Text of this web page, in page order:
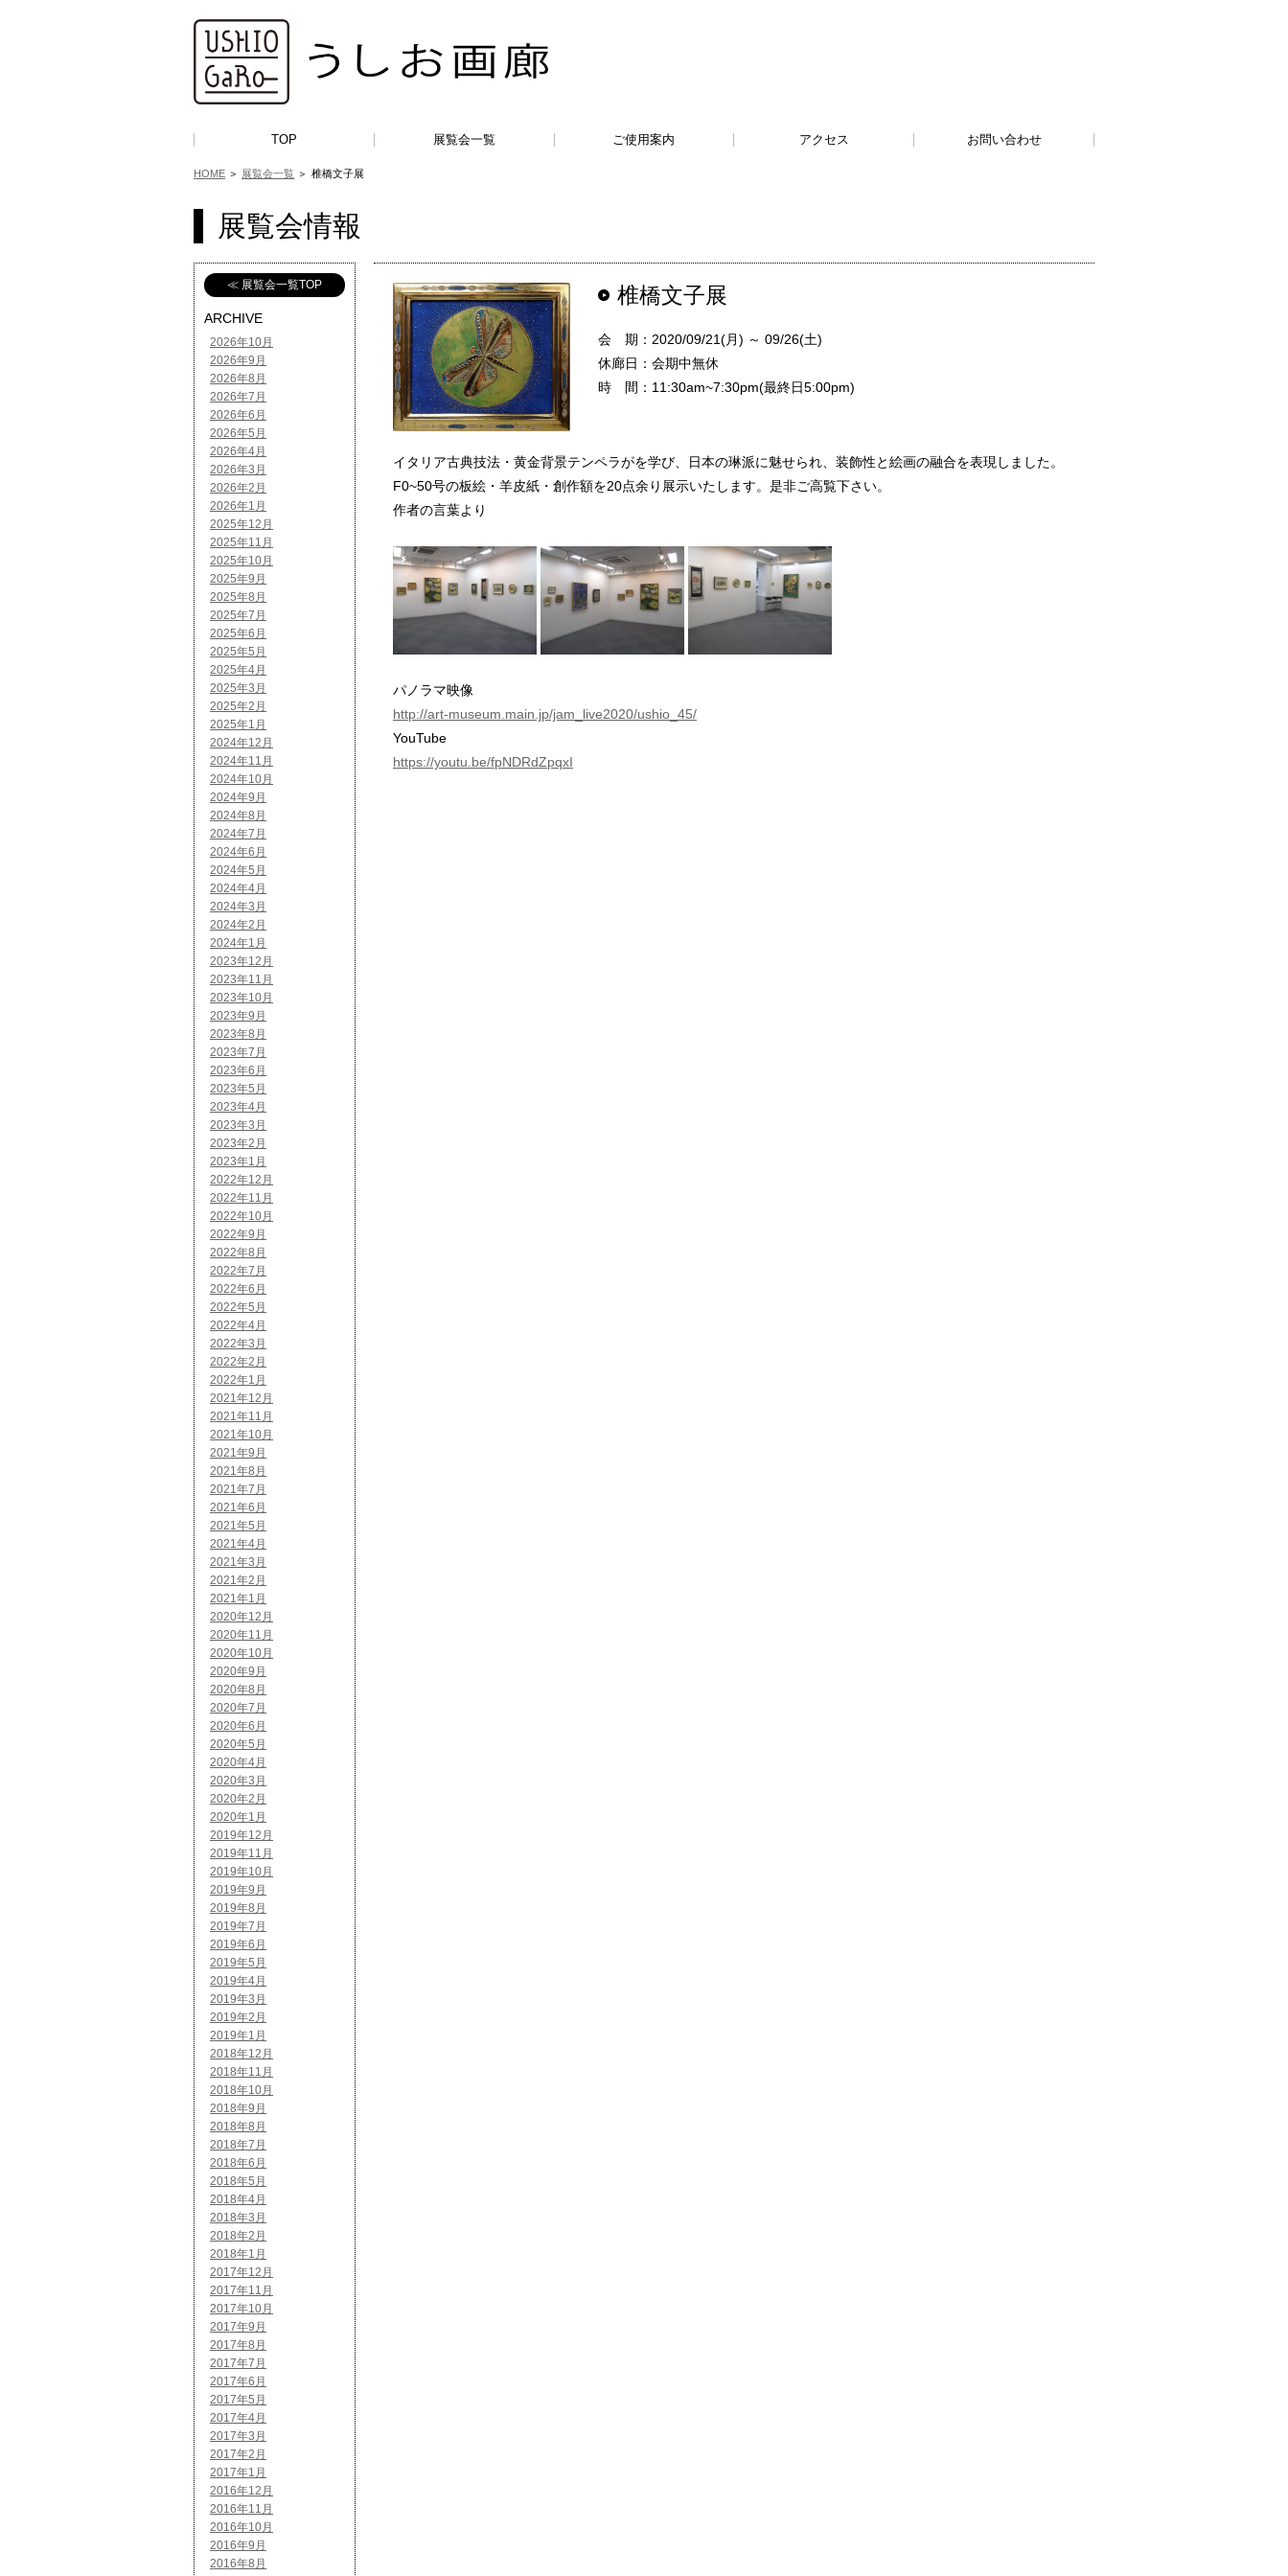
TOP 展覧会一覧 ご使用案内 アクセス お問い合わせ
HOME ＞ 展覧会一覧 ＞ 椎橋文子展
展覧会情報
椎橋文子展
会 期：2020/09/21(月) ～ 09/26(土)
休廊日：会期中無休
時 間：11:30am~7:30pm(最終日5:00pm)
イタリア古典技法・黄金背景テンペラがを学び、日本の琳派に魅せられ、装飾性と絵画の融合を表現しました。
F0~50号の板絵・羊皮紙・創作額を20点余り展示いたします。是非ご高覧下さい。
作者の言葉より
パノラマ映像
http://art-museum.main.jp/jam_live2020/ushio_45/
YouTube
https://youtu.be/fpNDRdZpqxI
≪ 展覧会一覧TOP
ARCHIVE
2026年10月
2026年9月
2026年8月
2026年7月
2026年6月
2026年5月
2026年4月
2026年3月
2026年2月
2026年1月
2025年12月
2025年11月
2025年10月
2025年9月
2025年8月
2025年7月
2025年6月
2025年5月
2025年4月
2025年3月
2025年2月
2025年1月
2024年12月
2024年11月
2024年10月
2024年9月
2024年8月
2024年7月
2024年6月
2024年5月
2024年4月
2024年3月
2024年2月
2024年1月
2023年12月
2023年11月
2023年10月
2023年9月
2023年8月
2023年7月
2023年6月
2023年5月
2023年4月
2023年3月
2023年2月
2023年1月
2022年12月
2022年11月
2022年10月
2022年9月
2022年8月
2022年7月
2022年6月
2022年5月
2022年4月
2022年3月
2022年2月
2022年1月
2021年12月
2021年11月
2021年10月
2021年9月
2021年8月
2021年7月
2021年6月
2021年5月
2021年4月
2021年3月
2021年2月
2021年1月
2020年12月
2020年11月
2020年10月
2020年9月
2020年8月
2020年7月
2020年6月
2020年5月
2020年4月
2020年3月
2020年2月
2020年1月
2019年12月
2019年11月
2019年10月
2019年9月
2019年8月
2019年7月
2019年6月
2019年5月
2019年4月
2019年3月
2019年2月
2019年1月
2018年12月
2018年11月
2018年10月
2018年9月
2018年8月
2018年7月
2018年6月
2018年5月
2018年4月
2018年3月
2018年2月
2018年1月
2017年12月
2017年11月
2017年10月
2017年9月
2017年8月
2017年7月
2017年6月
2017年5月
2017年4月
2017年3月
2017年2月
2017年1月
2016年12月
2016年11月
2016年10月
2016年9月
2016年8月